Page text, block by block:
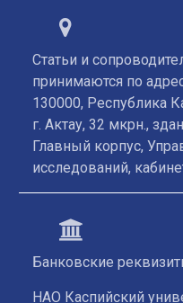
Статьи и
принимаются по
130000, Республика
г. Актау, 32 мкрн.,
Главный корпус,
исследований,
Банковские
НАО Каспийский